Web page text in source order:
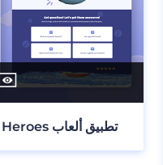
تطبيق ألعاب Supersonic Heroes